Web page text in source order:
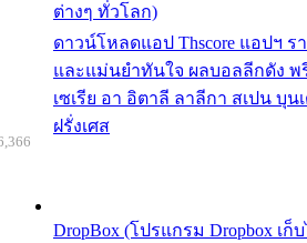
ต่างๆ ทั่วโลก)
ดาวน์โหลดแอป Thscore แอปฯ ร
และแม่นยำทันใจ ผลบอลลีกดัง พ
เซเรีย อา อิตาลี ลาลีกา สเปน บุน
ฝรั่งเศส
DropBox (โปรแกรม Dropbox เ